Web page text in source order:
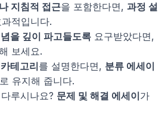
지침적 접근을 포함한다면, 과정 설
적입니다.
을 깊이 파고들도록
보세요.
테고리를 설명한다면, 분류 에세이
유지해 줍니다.
루시나요? 문제 및 해결 에세이가